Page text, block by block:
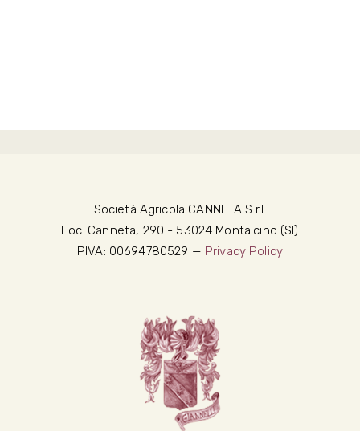
Società Agricola CANNETA S.r.l.
Loc. Canneta, 290 - 53024 Montalcino (SI)
PIVA: 00694780529 — Privacy Policy